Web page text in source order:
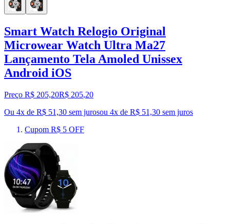
Smart Watch Relogio Original
Microwear Watch Ultra Ma27
Lançamento Tela Amoled Unissex
Android iOS
Preço R$ 205,20R$ 205,20
Ou 4x de R$ 51,30 sem jurosou 4x de R$ 51,30 sem juros
Cupom R$ 5 OFF